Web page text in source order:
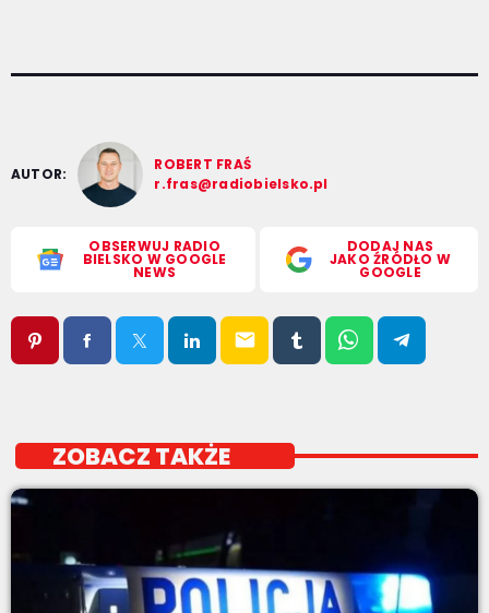
AUTOR:
ROBERT FRAŚ
r.fras@radiobielsko.pl
OBSERWUJ RADIO
BIELSKO W GOOGLE
NEWS
DODAJ NAS
JAKO ŹRÓDŁO W
GOOGLE
email
ZOBACZ TAKŻE